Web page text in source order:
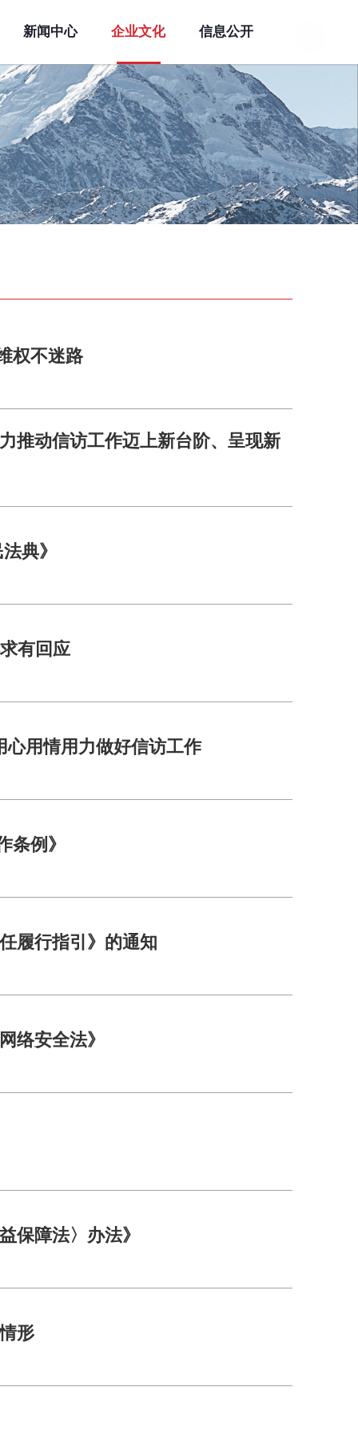
新闻中心 企业文化 信息公开
权不迷路
推动信访工作迈上新台阶、呈现新
典》
有回应
用情用力做好信访工作
例》
履行指引》的通知
络安全法》
保障法〉办法》
形